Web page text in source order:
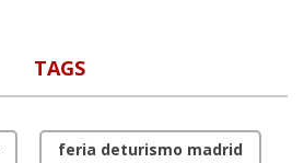
TAGS
feria deturismo madrid